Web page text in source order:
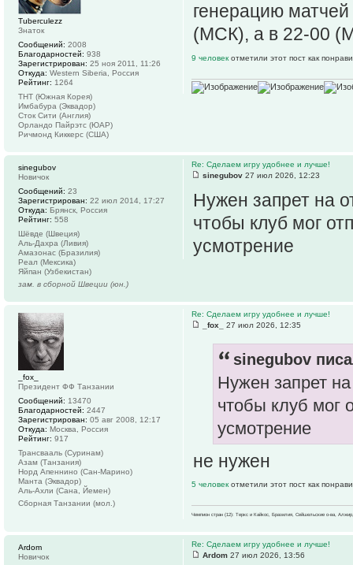
генерацию
(МСК), а в 22-00
9 человекотметили этот пост как
Tuberculezz
Знаток
Сообщений: 2008
Благодарностей: 938
Зарегистрирован: 25 ноя 2011, 11:26
Откуда: Western Siberia, Россия
Рейтинг: 1264
ТНТ (Южная Корея)
Имбабура (Эквадор)
Сток Сити (Англия)
Орландо Пайрэтс (ЮАР)
Ричмонд Киккерс (США)
Re: Сделаем игру удобнее и лучше!
sinegubov 27 июл 2026, 12:23
Нужен запрет на
чтобы клуб мог
усмотрение
sinegubov
Новичок
Сообщений: 23
Зарегистрирован: 22 июл 2014, 17:27
Откуда: Брянск, Россия
Рейтинг: 558
Шёвде (Швеция)
Аль-Дахра (Ливия)
Амазонас (Бразилия)
Реал (Мексика)
Яйпан (Узбекистан)
зам. в сборной Швеции (юн.)
Re: Сделаем игру удобнее и лучше!
_fox_
27 июл 2026, 12:35
sinegubov
Нужен запрет
чтобы клуб мог
усмотрение
не нужен
5 человекотметили этот пост как
Чемпион стран (12): Теркс и Кайкос, Бразилия, Сейшельские о-ва,
_fox_
Президент ФФ Танзании
Сообщений: 13470
Благодарностей: 2447
Зарегистрирован: 05 авг 2008, 12:17
Откуда: Москва, Россия
Рейтинг: 917
Трансвааль (Суринам)
Азам (Танзания)
Норд Апеннино (Сан-Марино)
Манта (Эквадор)
Аль-Ахли (Сана, Йемен)
Сборная Танзании (мол.)
Re: Сделаем игру удобнее и лучше!
Ardom 27 июл 2026, 13:56
Ardom
Новичок